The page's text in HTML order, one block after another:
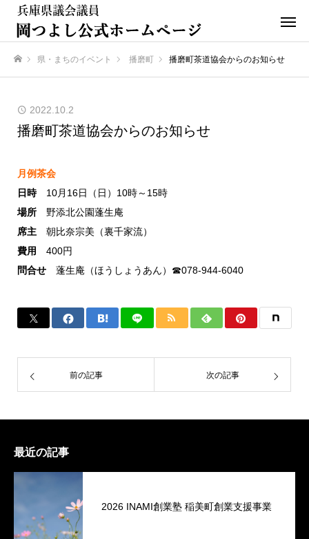
県・まちのイベント 播磨町 播磨町茶道協会からのお知らせ
2022.10.2
播磨町茶道協会からのお知らせ
月例茶会
日時10月16日（日）10時～15時
場所 野添北公園蓬生庵
席主 朝比奈宗美（裏千家流）
費用
400円
問合せ 蓬生庵（ほうしょうあん）☎078-944-6040
前の記事 次の記事
最近の記事
2026 INAMI創業塾 稲美町創業支援事業